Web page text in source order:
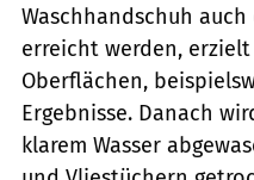
Waschhandschuh
erreicht werden,
Oberflächen,
Ergebnisse. Danach
klarem Wasser